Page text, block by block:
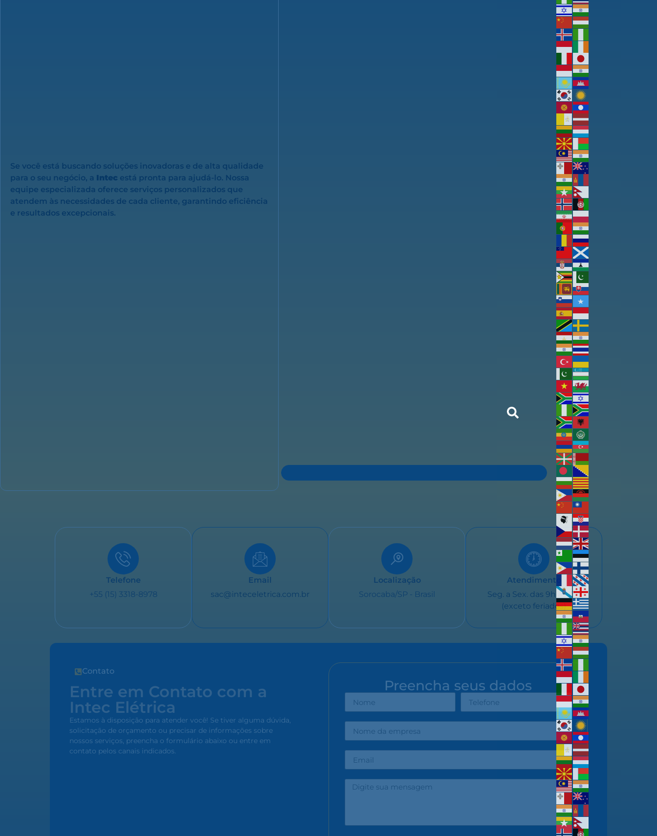
Se você está buscando soluções inovadoras e de alta qualidade
para o seu negócio, a Intec está pronta para ajudá-lo. Nossa
equipe especializada oferece serviços personalizados que
atendem às necessidades de cada cliente, garantindo eficiência
e resultados excepcionais.
Telefone
+55 (15) 3318-8978
Email
sac@inteceletrica.com.br
Localização
Sorocaba/SP - Brasil
Atendimento
Seg. a Sex. das 9h ás 17h
(exceto feriados)
Contato
Entre em Contato com a
Intec Elétrica
Estamos à disposição para atender você! Se tiver alguma dúvida,
solicitação de orçamento ou precisar de informações sobre
nossos serviços, preencha o formulário abaixo ou entre em
contato pelos canais indicados.
Preencha seus dados